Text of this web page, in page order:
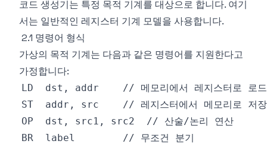
코드 생성기는 특정 목적 기계를 대상으로 합니다. 여기
서는 일반적인 레지스터 기계 모델을 사용합니다.
2.1 명령어 형식
가상의 목적 기계는 다음과 같은 명령어를 지원한다고
가정합니다: